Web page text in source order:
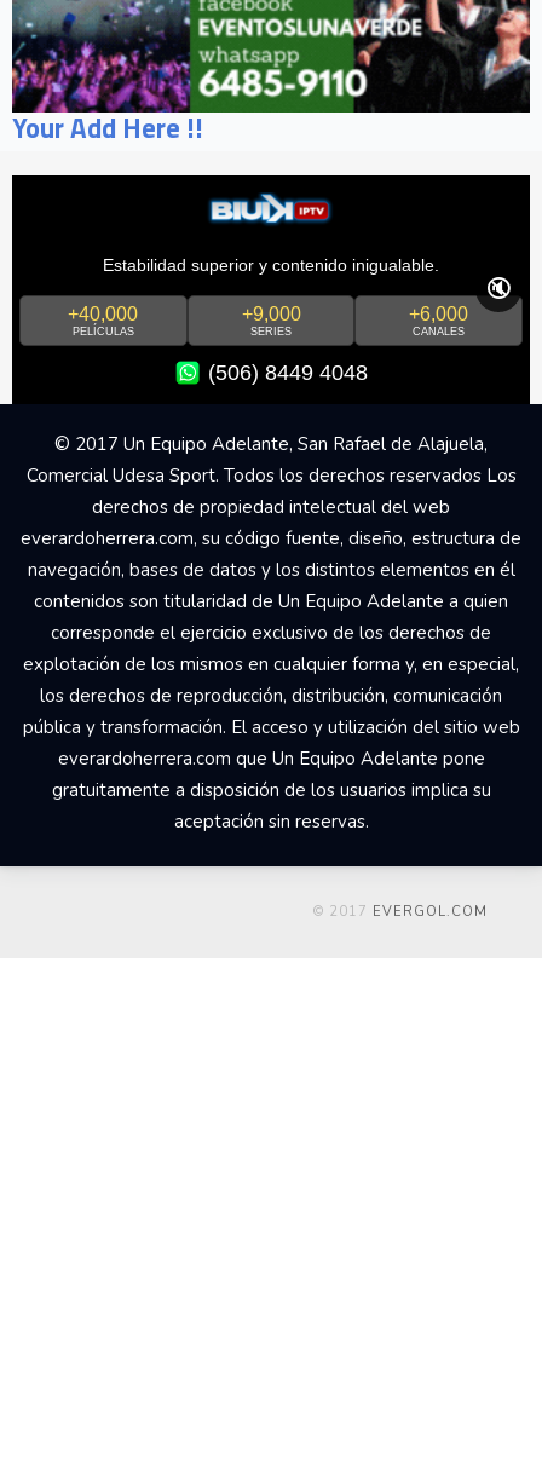
Your Add Here !!
Estabilidad superior y contenido inigualable.
+40,000
PELÍCULAS
+9,000
SERIES
+6,000
CANALES
(506) 8449 4048
🔇
© 2017 Un Equipo Adelante, San Rafael de Alajuela,
Comercial Udesa Sport. Todos los derechos reservados Los
derechos de propiedad intelectual del web
everardoherrera.com, su código fuente, diseño, estructura de
navegación, bases de datos y los distintos elementos en él
contenidos son titularidad de Un Equipo Adelante a quien
corresponde el ejercicio exclusivo de los derechos de
explotación de los mismos en cualquier forma y, en especial,
los derechos de reproducción, distribución, comunicación
pública y transformación. El acceso y utilización del sitio web
everardoherrera.com que Un Equipo Adelante pone
gratuitamente a disposición de los usuarios implica su
aceptación sin reservas.
© 2017 EVERGOL.COM